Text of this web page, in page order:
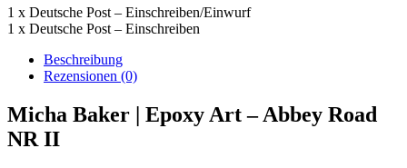
1 x Deutsche Post – Einschreiben/Einwurf
1 x Deutsche Post – Einschreiben
Beschreibung
Rezensionen (0)
Micha Baker | Epoxy Art – Abbey Road
NR II